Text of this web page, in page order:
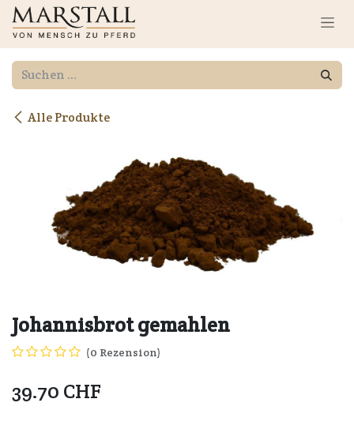
Zum Inhalt springen
Alle Produkte
Johannisbrot gemahlen
(0 Rezension)
39.70 CHF